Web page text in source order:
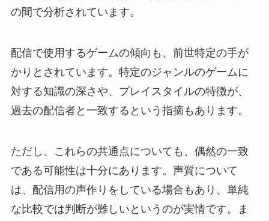
の間で分析されています。
配信で使用するゲームの傾向も、前世特定の手が
かりとされています。特定のジャンルのゲームに
対する知識の深さや、プレイスタイルの特徴が、
過去の配信者と一致するという指摘もあります。
ただし、これらの共通点についても、偶然の一致
である可能性は十分にあります。声質について
は、配信用の声作りをしている場合もあり、単純
な比較では判断が難しいというのが実情です。ま